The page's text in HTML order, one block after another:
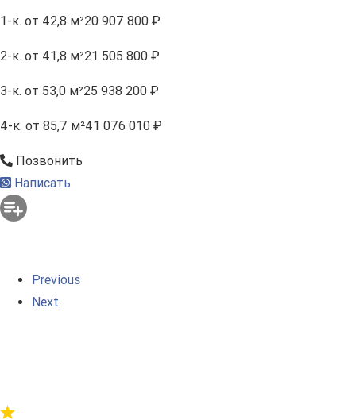
1-к. от 42,8 м²20 907 800 ₽
2-к. от 41,8 м²21 505 800 ₽
3-к. от 53,0 м²25 938 200 ₽
4-к. от 85,7 м²41 076 010 ₽
Позвонить
Написать
Previous
Next